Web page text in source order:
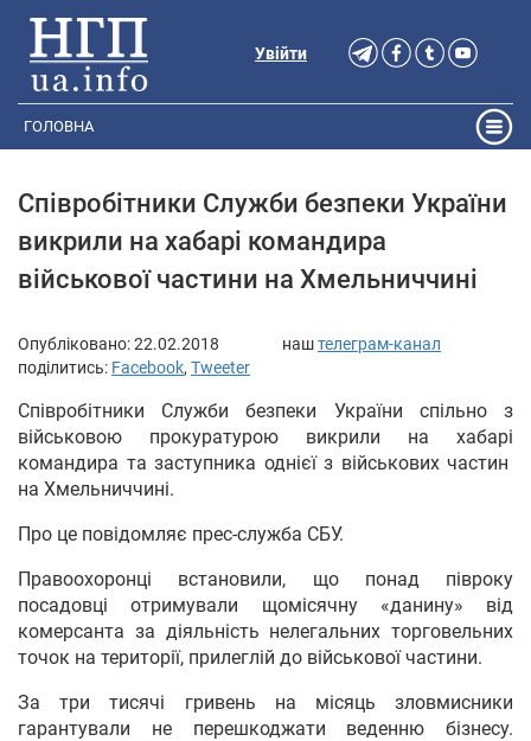
Увійти
ГОЛОВНА
Співробітники Служби безпеки України
викрили на хабарі командира
військової частини на Хмельниччині
Опубліковано:22.02.2018 наштелеграм-канал
поділитись: Facebook, Tweeter
Співробітники Служби безпеки України спільно з
військовою прокуратурою викрили на хабарі
командира та заступника однієї з військових частин
на Хмельниччині.
Про це повідомляє прес-служба СБУ.
Правоохоронці встановили, що понад півроку
посадовці отримували щомісячну «данину» від
комерсанта за діяльність нелегальних торговельних
точок на території, прилеглій до військової частини.
За три тисячі гривень на місяць зловмисники
гарантували не перешкоджати веденню бізнесу.